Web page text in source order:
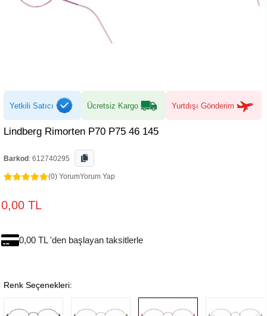
Yetkili Satıcı Ücretsiz Kargo Yurtdışı Gönderim
Lindberg Rimorten P70 P75 46 145
Barkod : 612740295
(0) YorumYorum Yap
0,00 TL
0,00 TL 'den başlayan taksitlerle
Renk Seçenekleri: